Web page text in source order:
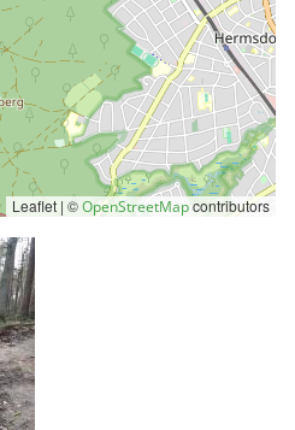
Leaflet | ©OpenStreetMapcontributors